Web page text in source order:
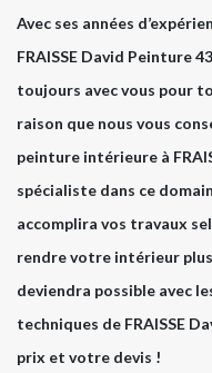
Avec ses années
FRAISSE David Peinture
toujours avec vous pour
raison que nous vous
peinture intérieure à
spécialiste dans ce
accomplira vos travaux
rendre votre intérieur
deviendra possible avec
techniques de FRAISSE
prix et votre devis !